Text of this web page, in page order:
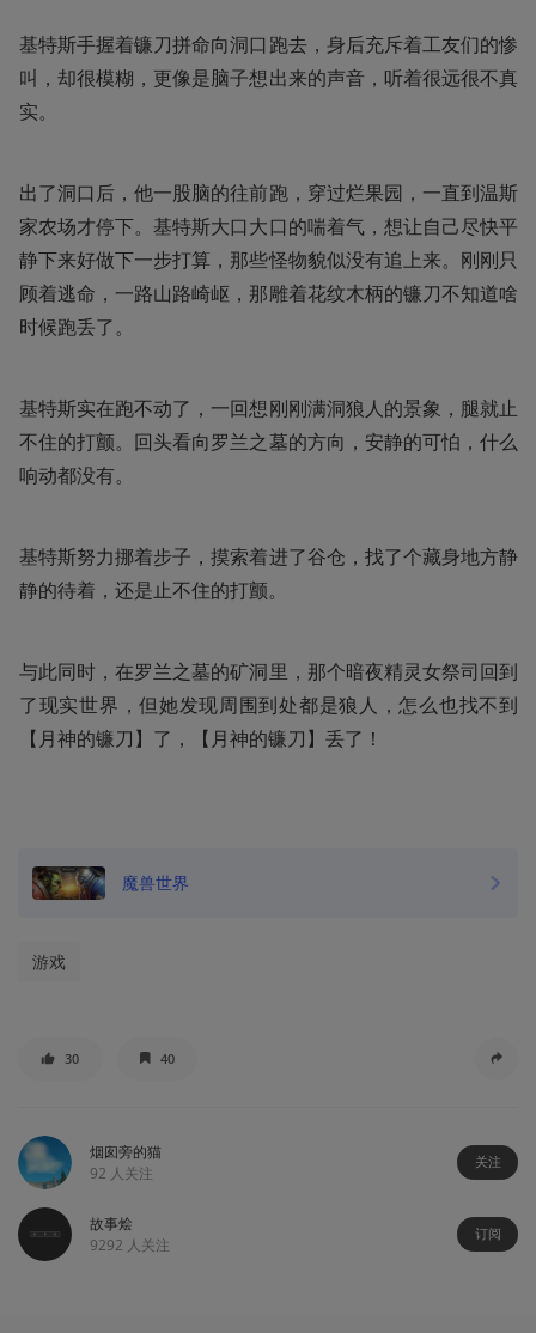
基特斯手握着镰刀拼命向洞口跑去，身后充斥着工友们的惨
叫，却很模糊，更像是脑子想出来的声音，听着很远很不真
实。
出了洞口后，他一股脑的往前跑，穿过烂果园，一直到温斯
家农场才停下。基特斯大口大口的喘着气，想让自己尽快平
静下来好做下一步打算，那些怪物貌似没有追上来。刚刚只
顾着逃命，一路山路崎岖，那雕着花纹木柄的镰刀不知道啥
时候跑丢了。
基特斯实在跑不动了，一回想刚刚满洞狼人的景象，腿就止
不住的打颤。回头看向罗兰之墓的方向，安静的可怕，什么
响动都没有。
基特斯努力挪着步子，摸索着进了谷仓，找了个藏身地方静
静的待着，还是止不住的打颤。
与此同时，在罗兰之墓的矿洞里，那个暗夜精灵女祭司回到
了现实世界，但她发现周围到处都是狼人，怎么也找不到
【月神的镰刀】了，【月神的镰刀】丢了！
魔兽世界
游戏
30 40
烟囱旁的猫
92 人关注
关注
故事烩
9292 人关注
订阅